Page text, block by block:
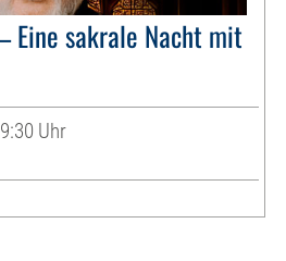
Eine sakrale Nacht mit
Uhr